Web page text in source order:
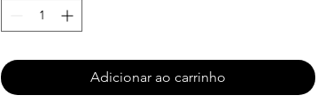
Adicionar ao carrinho